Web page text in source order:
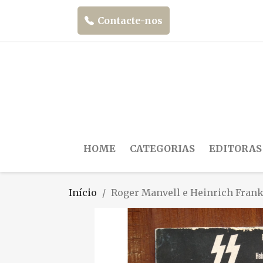
Contacte-nos
HOME CATEGORIAS EDITORAS
Início Roger Manvell e Heinrich